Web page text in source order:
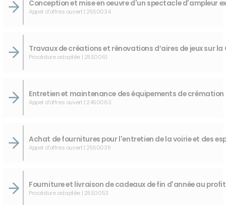
Appel d'offres ouvert | 25S0034
Procédure adaptée | 25S0061
Appel d'offres ouvert | 24S0063
Appel d'offres ouvert | 25S0039
Procédure adaptée | 25S0053